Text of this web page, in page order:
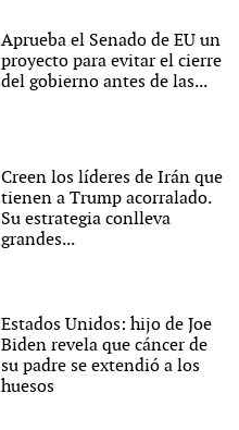
Aprueba el Senado de EU un
proyecto para evitar el cierre
del gobierno antes de las...
Creen los líderes de Irán que
tienen a Trump acorralado.
Su estrategia conlleva
grandes...
Estados Unidos: hijo de Joe
Biden revela que cáncer de
su padre se extendió a los
huesos